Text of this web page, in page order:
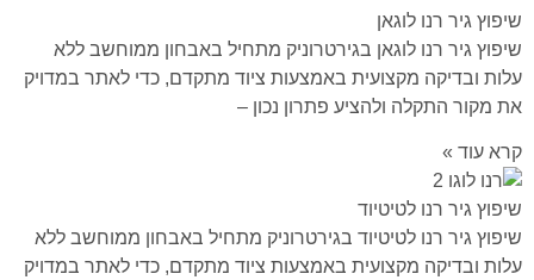
שיפוץ גיר רנו לוגאן
שיפוץ גיר רנו לוגאן בגירטרוניק מתחיל באבחון ממוחשב ללא
עלות ובדיקה מקצועית באמצעות ציוד מתקדם, כדי לאתר במדויק
את מקור התקלה ולהציע פתרון נכון –
קרא עוד »
שיפוץ גיר רנו לטיטיוד
שיפוץ גיר רנו לטיטיוד בגירטרוניק מתחיל באבחון ממוחשב ללא
עלות ובדיקה מקצועית באמצעות ציוד מתקדם, כדי לאתר במדויק